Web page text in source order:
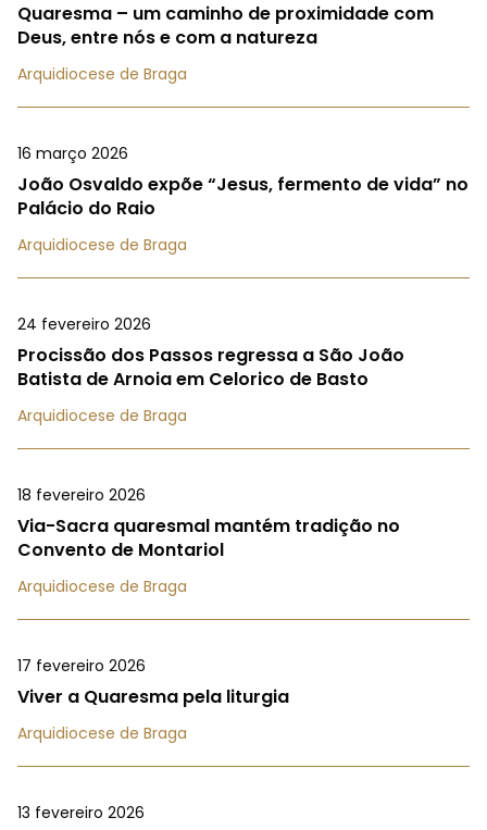
Quaresma – um caminho de proximidade com
Deus, entre nós e com a natureza
Arquidiocese de Braga
16 março 2026
João Osvaldo expõe “Jesus, fermento de vida” no
Palácio do Raio
Arquidiocese de Braga
24 fevereiro 2026
Procissão dos Passos regressa a São João
Batista de Arnoia em Celorico de Basto
Arquidiocese de Braga
18 fevereiro 2026
Via-Sacra quaresmal mantém tradição no
Convento de Montariol
Arquidiocese de Braga
17 fevereiro 2026
Viver a Quaresma pela liturgia
Arquidiocese de Braga
13 fevereiro 2026